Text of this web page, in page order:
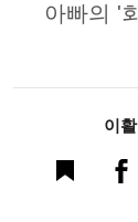
아빠의 '
이활